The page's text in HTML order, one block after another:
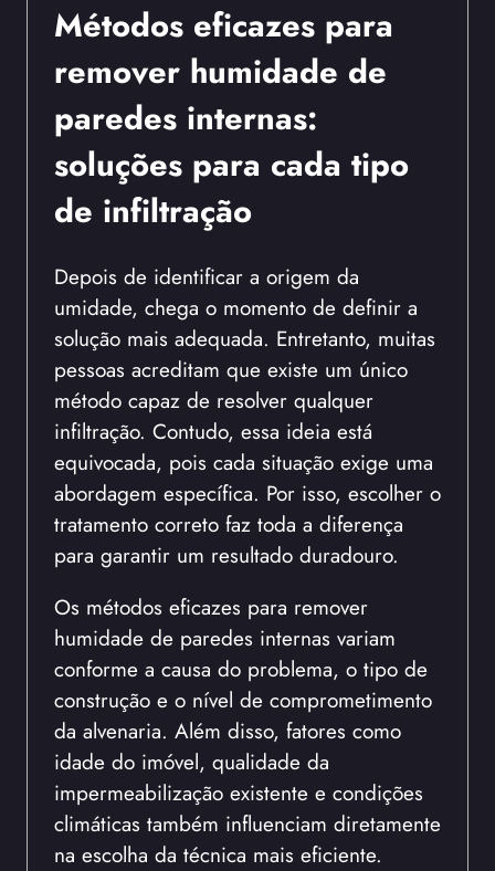
Métodos eficazes para
remover humidade de
paredes internas:
soluções para cada tipo
de infiltração
Depois de identificar a origem da
umidade, chega o momento de definir a
solução mais adequada. Entretanto, muitas
pessoas acreditam que existe um único
método capaz de resolver qualquer
infiltração. Contudo, essa ideia está
equivocada, pois cada situação exige uma
abordagem específica. Por isso, escolher o
tratamento correto faz toda a diferença
para garantir um resultado duradouro.
Os métodos eficazes para remover
humidade de paredes internas variam
conforme a causa do problema, o tipo de
construção e o nível de comprometimento
da alvenaria. Além disso, fatores como
idade do imóvel, qualidade da
impermeabilização existente e condições
climáticas também influenciam diretamente
na escolha da técnica mais eficiente.